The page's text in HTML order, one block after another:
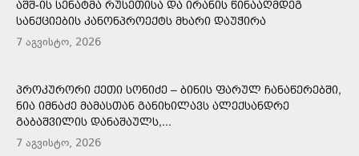
ᲐᲨᲨ-ᲘᲡ ᲡᲔᲜᲐᲢᲛᲐ ᲠᲣᲡᲔᲗᲘᲡᲐ ᲓᲐ ᲘᲠᲐᲜᲘᲡ ᲬᲘᲜᲐᲐᲦᲛᲓᲔᲒ
ᲡᲐᲜᲥᲪᲘᲔᲑᲘᲡ ᲙᲐᲜᲝᲜᲞᲠᲝᲔᲥᲢᲡ ᲛᲮᲐᲠᲘ ᲓᲐᲣᲭᲘᲠᲐ
7 აგვისტო, 2026
ᲞᲠᲝᲙᲣᲠᲝᲠᲘ ᲥᲔᲗᲘ ᲡᲝᲜᲘᲫᲔ – ᲑᲘᲜᲘᲡ ᲤᲐᲠᲣᲚ ᲩᲐᲜᲐᲬᲔᲠᲔᲑᲨᲘ,
ᲜᲘᲐ ᲘᲛᲜᲐᲫᲔ ᲛᲐᲛᲐᲡᲗᲐᲜ ᲒᲐᲜᲘᲮᲘᲚᲐᲕᲡ ᲐᲚᲔᲥᲡᲐᲜᲓᲠᲔ
ᲒᲐᲑᲐᲨᲕᲘᲚᲘᲡ ᲓᲐᲜᲐᲨᲐᲣᲚᲡ,...
7 აგვისტო, 2026